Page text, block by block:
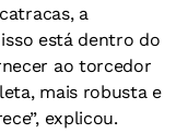
a
está dentro do
ao torcedor
mais robusta e
explicou.